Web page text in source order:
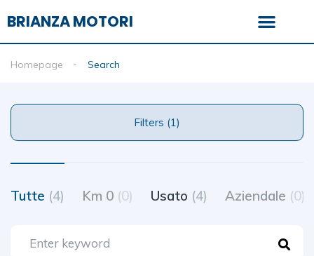
BRIANZA MOTORI
Homepage Search
Filters (1)
Tutte (4) Km 0 (0) Usato (4) Aziendale (0)